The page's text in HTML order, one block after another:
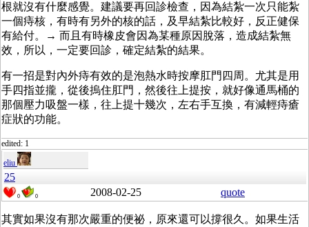
根就沒有什麼感覺。建議要再回診檢查，因為結紮一次只能紮
一個痔核，有時有另外的核的話，及早結紮比較好，反正健保
有給付。→ 而且有時橡皮會因為某種原因脫落，造成結紮無
效，所以，一定要回診，確定結紮的結果。
有一招是對內外痔有效的是泡熱水時按摩肛門四周。尤其是用
手四指並攏，從後摀住肛門，然後往上提按，就好像通馬桶的
那個壓力吸盤一樣，往上提十幾次，左右手互換，有減輕痔瘡
症狀的功能。
edited: 1
eliu
25
0 0 2008-02-25 quote
其實如果沒有那次嚴重的便祕，原來還可以撐很久。如果生活